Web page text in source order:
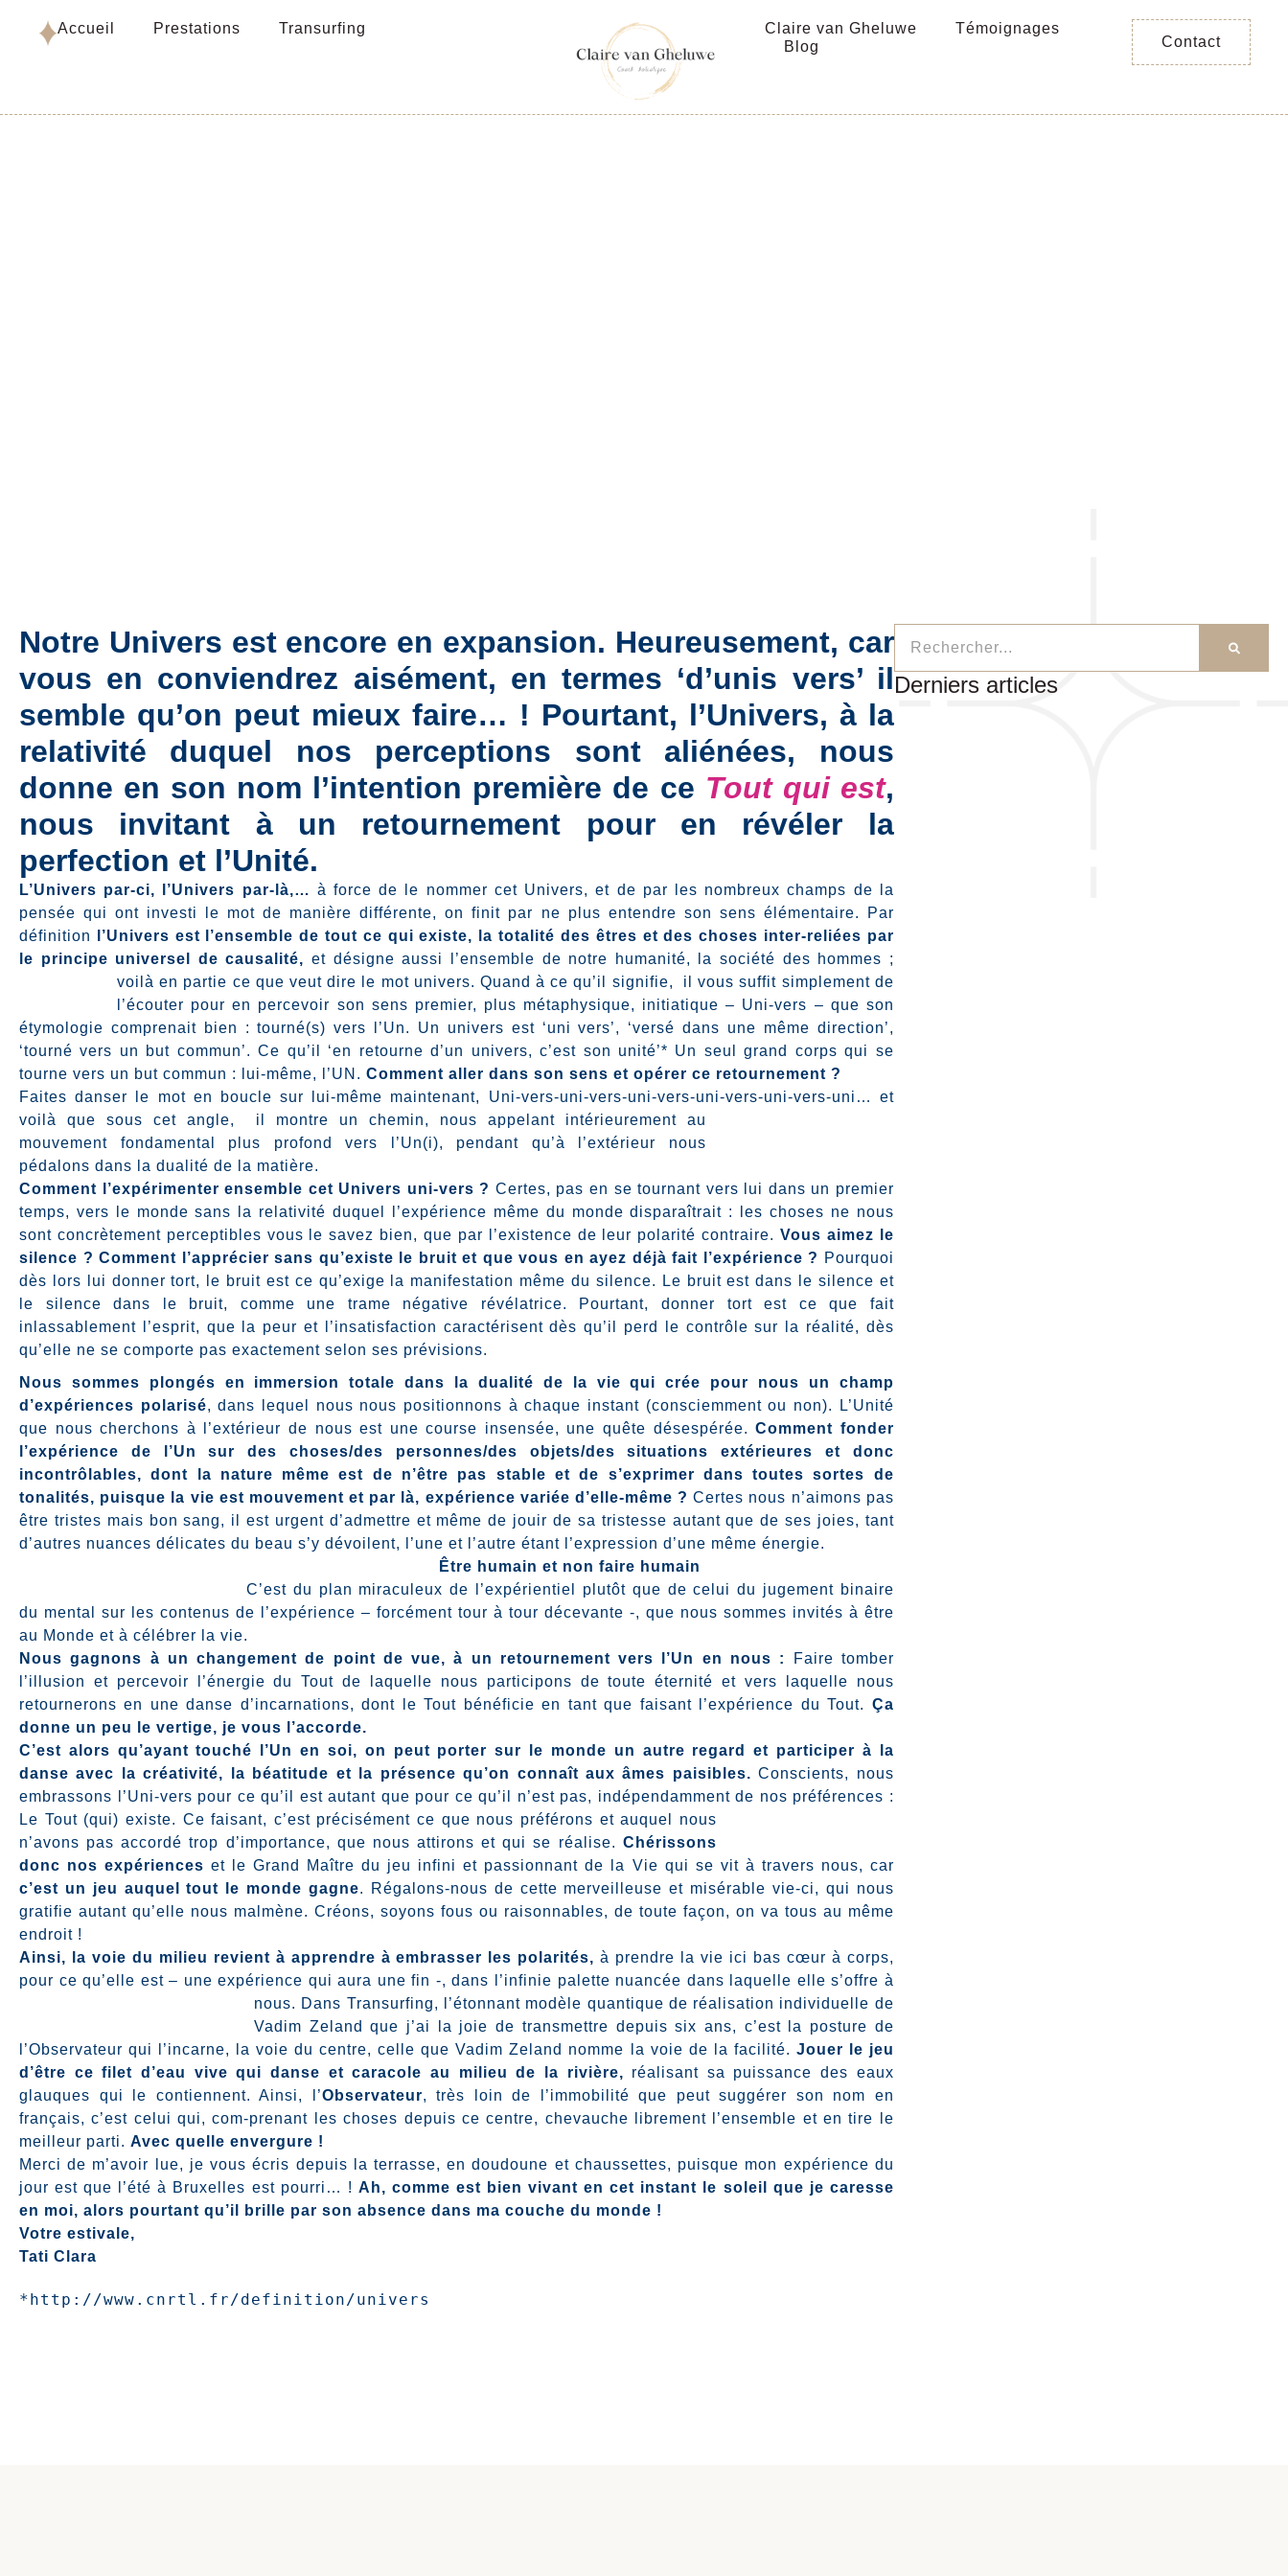
Accueil Prestations Transurfing Claire van Gheluwe
Témoignages
Blog
Contact
Notre Univers est encore en expansion. Heureusement, car
vous en conviendrez aisément, en termes ‘d’unis vers’ il
semble qu’on peut mieux faire… ! Pourtant, l’Univers, à la
relativité duquel nos perceptions sont aliénées, nous
donne en son nom l’intention première de ce Tout qui est,
nous invitant à un retournement pour en révéler la
perfection et l’Unité.
L’Univers par-ci, l’Univers par-là,… à force de le nommer cet Univers, et de par les nombreux champs de la
pensée qui ont investi le mot de manière différente, on finit par ne plus entendre son sens élémentaire. Par
définition
l’Univers est l’ensemble de tout ce qui existe, la totalité des êtres et des choses inter-reliées par
le principe universel de causalité, et désigne aussi l’ensemble de notre humanité, la société des hommes ;
voilà en partie ce que veut dire le mot univers. Quand à ce qu’il signifie,
il vous suffit simplement de
l’écouter pour en percevoir son sens premier, plus métaphysique, initiatique – Uni-vers – que son
étymologie comprenait bien : tourné(s) vers l’Un. Un univers est ‘uni vers’, ‘versé dans une même direction’,
‘tourné vers un but commun’. Ce qu’il ‘en retourne d’un univers, c’est son unité’* Un seul grand corps qui se
tourne vers un but commun : lui-même, l’UN. Comment aller dans son sens et opérer ce retournement ?
Faites danser le mot en boucle sur lui-même maintenant, Uni-vers-uni-vers-uni-vers-uni-vers-uni-vers-uni… et
voilà que sous cet angle,
il montre un chemin, nous appelant intérieurement au
mouvement fondamental plus profond vers l’Un(i), pendant qu’à l’extérieur nous
pédalons dans la dualité de la matière.
Comment l’expérimenter ensemble cet Univers uni-vers ? Certes, pas en se tournant vers lui dans un premier
temps, vers le monde sans la relativité duquel l’expérience même du monde disparaîtrait : les choses ne nous
sont concrètement perceptibles vous le savez bien, que par l’existence de leur polarité contraire.Vous aimez le
silence ? Comment l’apprécier sans qu’existe le bruit et que vous en ayez déjà fait l’expérience ? Pourquoi
dès lors lui donner tort, le bruit est ce qu’exige la manifestation même du silence. Le bruit est dans le silence et
le silence dans le bruit, comme une trame négative révélatrice. Pourtant, donner tort est ce que fait
inlassablement l’esprit, que la peur et l’insatisfaction caractérisent dès qu’il perd le contrôle sur la réalité, dès
qu’elle ne se comporte pas exactement selon ses prévisions.
Nous sommes plongés en immersion totale dans la dualité de la vie qui crée pour nous un champ
d’expériences polarisé, dans lequel nous nous positionnons à chaque instant (consciemment ou non). L’Unité
que nous cherchons à l’extérieur de nous est une course insensée, une quête désespérée.Comment fonder
l’expérience de l’Un sur des choses/des personnes/des objets/des situations extérieures et donc
incontrôlables, dont la nature même est de n’être pas stable et de s’exprimer dans toutes sortes de
tonalités, puisque la vie est mouvement et par là, expérience variée d’elle-même ? Certes nous n’aimons pas
être tristes mais bon sang, il est urgent d’admettre et même de jouir de sa tristesse autant que de ses joies, tant
d’autres nuances délicates du beau s’y dévoilent, l’une et l’autre étant l’expression d’une même énergie.
Être humain et non faire humain
C’est du plan miraculeux de l’expérientiel plutôt que de celui du jugement binaire
du mental sur les contenus de l’expérience – forcément tour à tour décevante -, que nous sommes invités à être
au Monde et à célébrer la vie.
Nous gagnons à un changement de point de vue, à un retournement vers l’Un en nous :
Faire tomber
l’illusion et percevoir l’énergie du Tout de laquelle nous participons de toute éternité et vers laquelle nous
retournerons en une danse d’incarnations, dont le Tout bénéficie en tant que faisant l’expérience du Tout. Ça
donne un peu le vertige, je vous l’accorde.
C’est alors qu’ayant touché l’Un en soi, on peut porter sur le monde un autre regard et participer à la
danse avec la créativité, la béatitude et la présence qu’on connaît aux âmes paisibles. Conscients, nous
embrassons l’Uni-vers pour ce qu’il est autant que pour ce qu’il n’est pas, indépendamment de nos préférences :
Le Tout (qui) existe. Ce faisant, c’est précisément ce que nous préférons et auquel nous
n’avons pas accordé trop d’importance, que nous attirons et qui se réalise. Chérissons
donc nos expériences et le Grand Maître du jeu infini et passionnant de la Vie qui se vit à travers nous, car
c’est un jeu auquel tout le monde gagne. Régalons-nous de cette merveilleuse et misérable vie-ci, qui nous
gratifie autant qu’elle nous malmène. Créons, soyons fous ou raisonnables, de toute façon, on va tous au même
endroit !
Ainsi, la voie du milieu revient à apprendre à embrasser les polarités, à prendre la vie ici bas cœur à corps,
pour ce qu’elle est – une expérience qui aura une fin -, dans l’infinie palette nuancée dans laquelle elle s’offre à
nous. Dans Transurfing, l’étonnant modèle quantique de réalisation individuelle de
Vadim Zeland que j’ai la joie de transmettre depuis six ans, c’est la posture de
l’Observateur qui l’incarne, la voie du centre, celle que Vadim Zeland nomme la voie de la facilité. Jouer le jeu
d’être ce filet d’eau vive qui danse et caracole au milieu de la rivière, réalisant sa puissance des eaux
glauques qui le contiennent. Ainsi, l’Observateur, très loin de l’immobilité que peut suggérer son nom en
français, c’est celui qui, com-prenant les choses depuis ce centre, chevauche librement l’ensemble et en tire le
meilleur parti. Avec quelle envergure !
Merci de m’avoir lue, je vous écris depuis la terrasse, en doudoune et chaussettes, puisque mon expérience du
jour est que l’été à Bruxelles est pourri… ! Ah, comme est bien vivant en cet instant le soleil que je caresse
en moi, alors pourtant qu’il brille par son absence dans ma couche du monde !
Votre estivale,
Tati Clara
*http://www.cnrtl.fr/definition/univers
Derniers articles